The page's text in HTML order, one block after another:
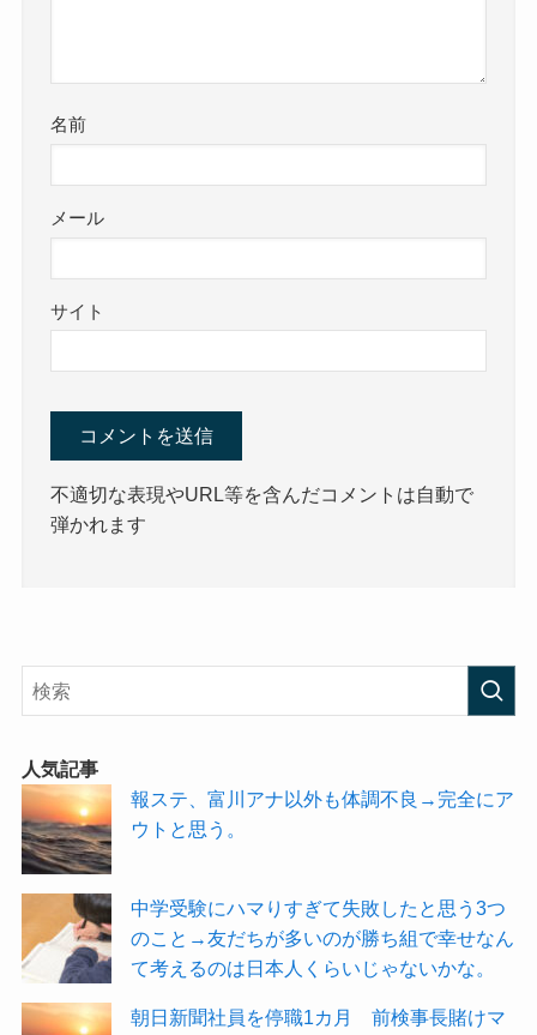
名前
メール
サイト
不適切な表現やURL等を含んだコメントは自動で
弾かれます
人気記事
報ステ、富川アナ以外も体調不良→完全にア
ウトと思う。
中学受験にハマりすぎて失敗したと思う3つ
のこと→友だちが多いのが勝ち組で幸せなん
て考えるのは日本人くらいじゃないかな。
朝日新聞社員を停職1カ月 前検事長賭けマ